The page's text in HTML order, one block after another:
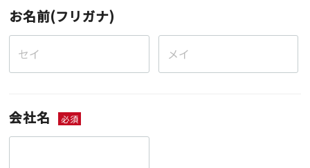
お名前(フリガナ)
会社名 必須